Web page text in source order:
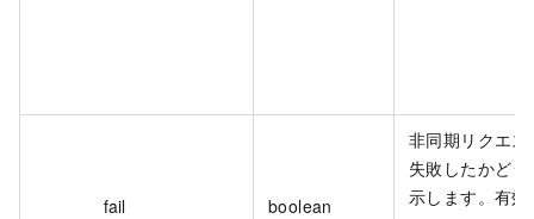
fail boolean
非同期リクエス
失敗したかどう
示します。有効